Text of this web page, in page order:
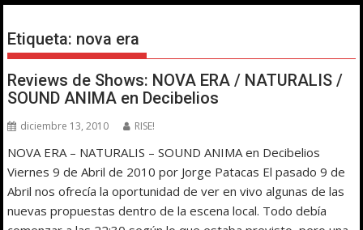
Etiqueta: nova era
Reviews de Shows: NOVA ERA / NATURALIS /
SOUND ANIMA en Decibelios
diciembre 13, 2010 RISE!
NOVA ERA – NATURALIS – SOUND ANIMA en Decibelios
Viernes 9 de Abril de 2010 por Jorge Patacas El pasado 9 de
Abril nos ofrecía la oportunidad de ver en vivo algunas de las
nuevas propuestas dentro de la escena local. Todo debía